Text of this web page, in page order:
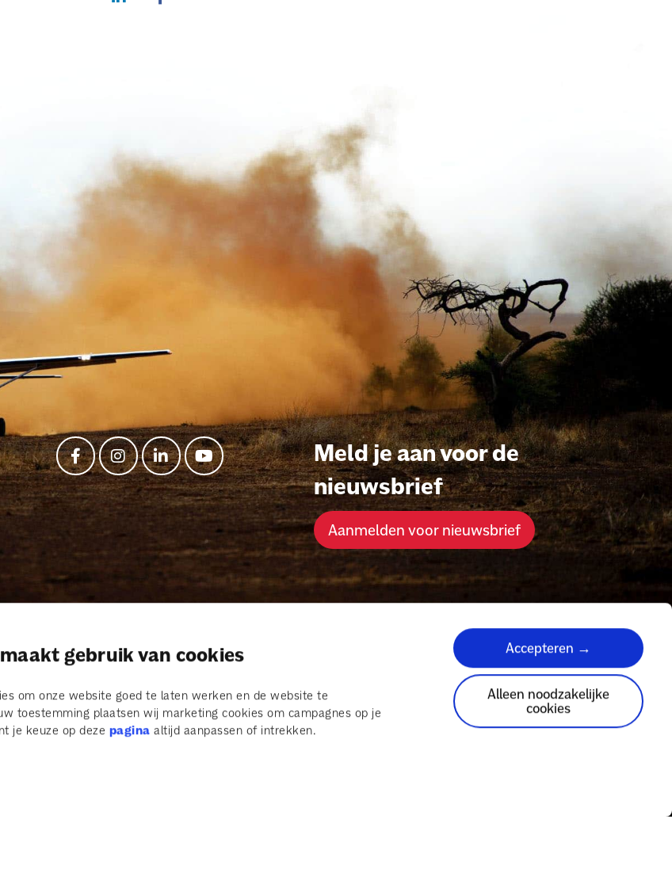
gebruik van cookies
om onze website goed te laten werken en de website te
toestemming plaatsen wij marketing cookies om campagnes op je
je keuze op deze pagina altijd aanpassen of intrekken.
Accepteren →
Alleen noodzakelijke
cookies
Meld je aan voor de
nieuwsbrief
Aanmelden voor nieuwsbrief